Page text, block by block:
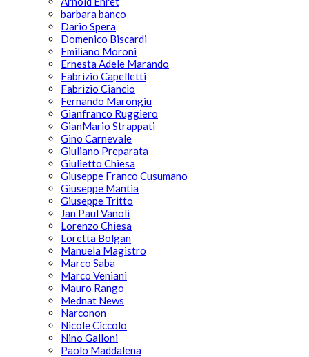
barbara banco
Dario Spera
Domenico Biscardi
Emiliano Moroni
Ernesta Adele Marando
Fabrizio Capelletti
Fabrizio Ciancio
Fernando Marongiu
Gianfranco Ruggiero
GianMario Strappati
Gino Carnevale
Giuliano Preparata
Giulietto Chiesa
Giuseppe Franco Cusumano
Giuseppe Mantia
Giuseppe Tritto
Jan Paul Vanoli
Lorenzo Chiesa
Loretta Bolgan
Manuela Magistro
Marco Saba
Marco Veniani
Mauro Rango
Mednat News
Narconon
Nicole Ciccolo
Nino Galloni
Paolo Maddalena